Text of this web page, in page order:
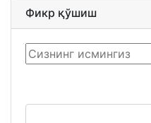
Фикр қўшиш